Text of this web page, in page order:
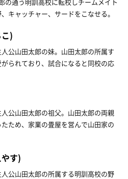
キャッチャー、サードをこなせる。
)
公山田太郎の妹。山田太郎の所属す
られており、試合になると同校の応
公山田太郎の祖父。山田太郎の両親
ため、家業の畳屋を営んで山田家の
す)
公山田太郎の所属する明訓高校の野